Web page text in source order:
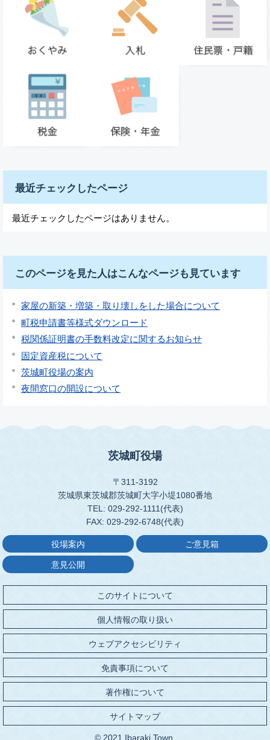
最近チェックしたページ
最近チェックしたページはありません。
このページを見た人はこんなページも見ています
家屋の新築・増築・取り壊しをした場合について
町税申請書等様式ダウンロード
税関係証明書の手数料改定に関するお知らせ
固定資産税について
茨城町役場の案内
夜間窓口の開設について
茨城町役場
〒311-3192
茨城県東茨城郡茨城町大字小堤1080番地
TEL: 029-292-1111(代表)
FAX: 029-292-6748(代表)
役場案内 ご意見箱
意見公開
このサイトについて
個人情報の取り扱い
ウェブアクセシビリティ
免責事項について
著作権について
サイトマップ
© 2021 Ibaraki Town.